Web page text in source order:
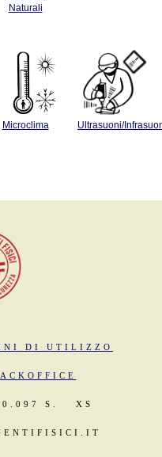
Naturali
Microclima Ultrasuoni/
DI UTILIZZO
S. XS